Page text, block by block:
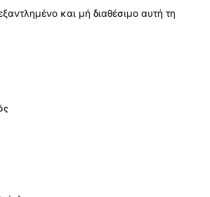
και μή διαθέσιμο αυτή τη